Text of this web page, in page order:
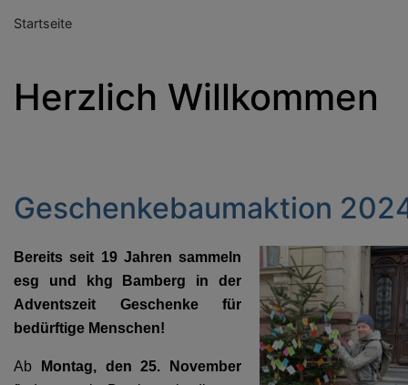
Startseite
Herzlich Willkommen
Geschenkebaumaktion
Bereits seit 19 Jahren sammeln
esg und khg Bamberg in der
Adventszeit Geschenke für
bedürftige Menschen!
Ab
Montag, den 25. November